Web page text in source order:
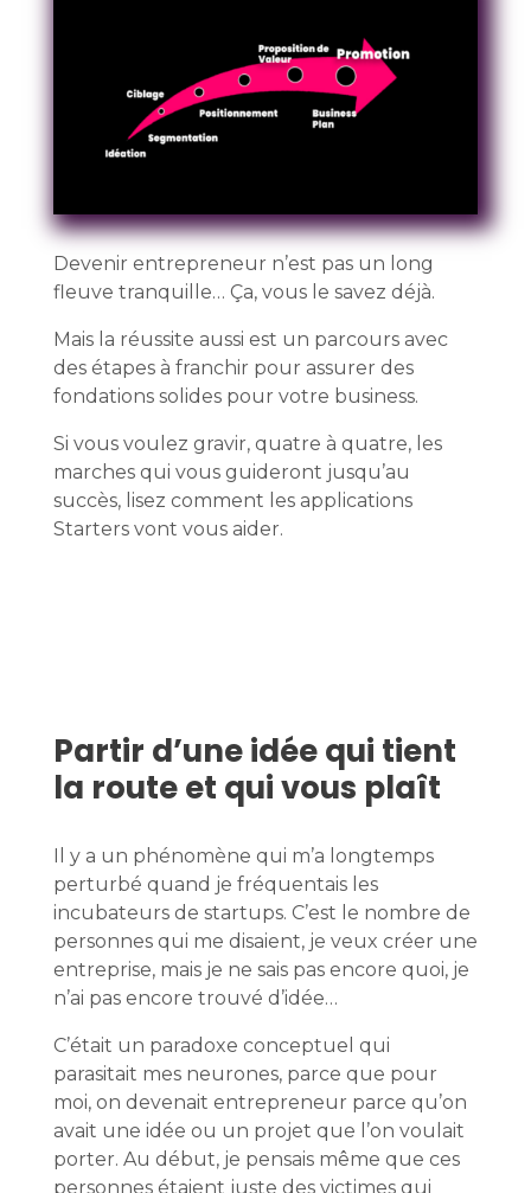
Devenir entrepreneur n’est pas un long
fleuve tranquille… Ça, vous le savez déjà.
Mais la réussite aussi est un parcours avec
des étapes à franchir pour assurer des
fondations solides pour votre business.
Si vous voulez gravir, quatre à quatre, les
marches qui vous guideront jusqu’au
succès, lisez comment les applications
Starters vont vous aider.
Partir d’une idée qui tient
la route et qui vous plaît
Il y a un phénomène qui m’a longtemps
perturbé quand je fréquentais les
incubateurs de startups. C’est le nombre de
personnes qui me disaient, je veux créer une
entreprise, mais je ne sais pas encore quoi, je
n’ai pas encore trouvé d’idée…
C’était un paradoxe conceptuel qui
parasitait mes neurones, parce que pour
moi, on devenait entrepreneur parce qu’on
avait une idée ou un projet que l’on voulait
porter. Au début, je pensais même que ces
personnes étaient juste des victimes qui